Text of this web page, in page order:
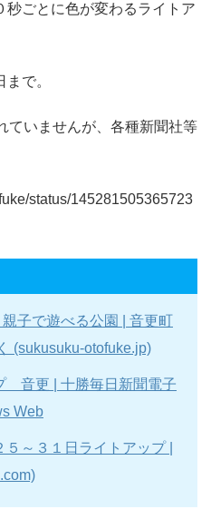
秒ごとに色が変わるライトア
で。
ていませんが、各種新聞社等
status/145281505365723
子で遊べる公園 | 音更町
(sukusuku-otofuke.jp)
音更 | 十勝毎日新聞電子
Web
～３１日ライトアップ |